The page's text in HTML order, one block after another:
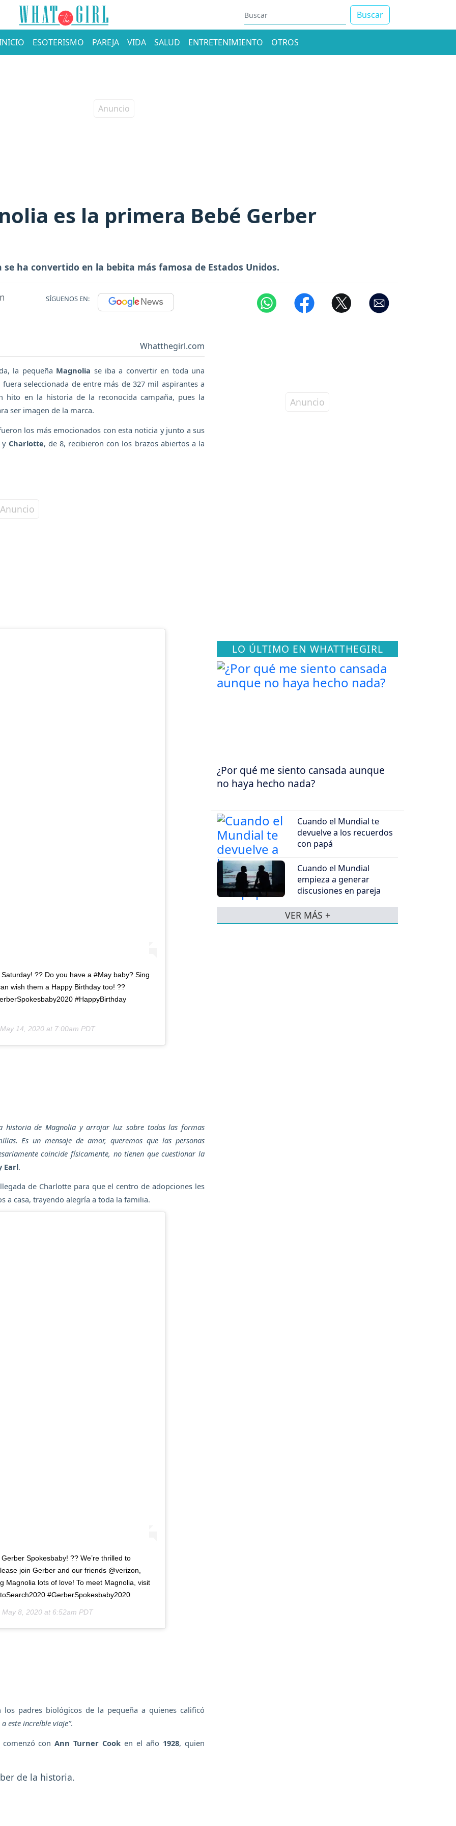
Buscar
ESOTERISMO PAREJA VIDA SALUD ENTRETENIMIENTO OTROS
es la primera Bebé Gerber
ha convertido en la bebita más famosa de Estados Unidos.
SÍGUENOS EN:
Whatthegirl.com
la pequeña Magnolia se iba a convertir en toda una
seleccionada de entre más de 327 mil aspirantes a
hito en la historia de la reconocida campaña, pues la
ser imagen de la marca.
los más emocionados con esta noticia y junto a sus
y Charlotte, de 8, recibieron con los brazos abiertos a la
?? Do you have a #May baby? Sing
wish them a Happy Birthday too! ??
#HappyBirthday
May 14, 2020 at 7:00am PDT
historia de Magnolia y arrojar luz sobre todas las formas
Es un mensaje de amor, queremos que las personas
coincide físicamente, no tienen que cuestionar la
Earl.
de Charlotte para que el centro de adopciones les
a casa, trayendo alegría a toda la familia.
Spokesbaby! ?? We’re thrilled to
join Gerber and our friends @verizon,
Magnolia lots of love! To meet Magnolia, visit
#GerberSpokesbaby2020
May 8, 2020 at 6:52am PDT
padres biológicos de la pequeña a quienes calificó
este increíble viaje”.
comenzó conAnn Turner Cook en el año 1928, quien
LO ÚLTIMO EN WHATTHEGIRL
¿Por qué me siento cansada aunque
no haya hecho nada?
Cuando el Mundial te
devuelve a los recuerdos
con papá
Cuando el Mundial
empieza a generar
discusiones en pareja
VER MÁS +